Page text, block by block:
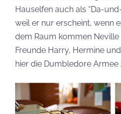
Hauselfen auch als “Da-
weil er nur erscheint, wenn
dem Raum kommen
Freunde Harry, Hermine
hier die Dumbledore Armee